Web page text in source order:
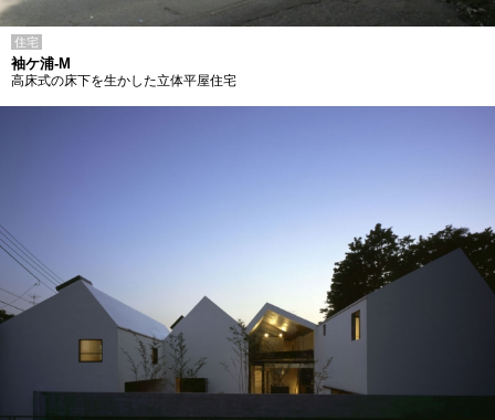
住宅
袖ケ浦-M
高床式の床下を生かした立体平屋住宅